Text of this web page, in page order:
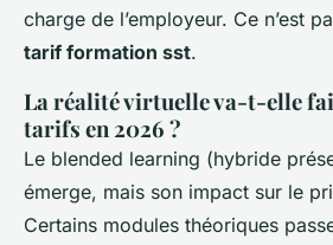
charge de l’employeur. Ce n’est
tarif formation sst.
La réalité virtuelle va-t-elle
tarifs en 2026 ?
Le blended learning (hybride
émerge, mais son impact sur le
Certains modules théoriques